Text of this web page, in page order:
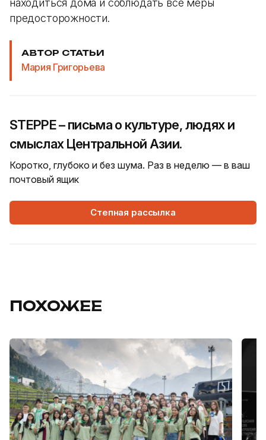
предосторожности.
АВТОР СТАТЬИ
Мария Григорьева
STEPPE – письма о культуре, людях и
смыслах Центральной Азии.
Коротко, глубоко и без шума. Раз в неделю — в ваш
почтовый ящик
Степная рассылка
ПОХОЖЕЕ